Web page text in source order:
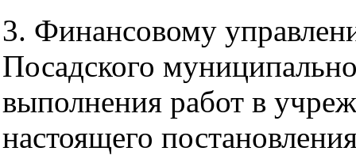
3. Финансовому
Посадского
выполнения работ в
настоящего